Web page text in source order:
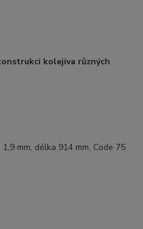
kolejiva různých
mm, délka 914 mm, Code 75